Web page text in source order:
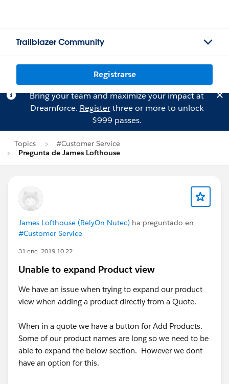
Trailblazer Community
Registrarse
Bring your team and maximize your impact at
Dreamforce. Registerthree or more to unlock
$999 passes.
Topics
#Customer Service
Pregunta de James Lofthouse
James Lofthouse (RelyOn Nutec) ha preguntado en
#Customer Service
31 ene. 2019 10:22
Unable to expand Product view
We have an issue when trying to expand our product
view when adding a product directly from a Quote.
When in a quote we have a button for Add Products.
Some of our product names are long so we need to be
able to expand the below section. However we dont
have an option for this.